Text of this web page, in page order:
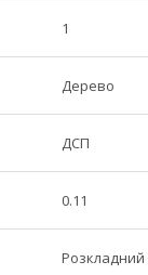
1
Дерево
ДСП
0.11
Розкладний